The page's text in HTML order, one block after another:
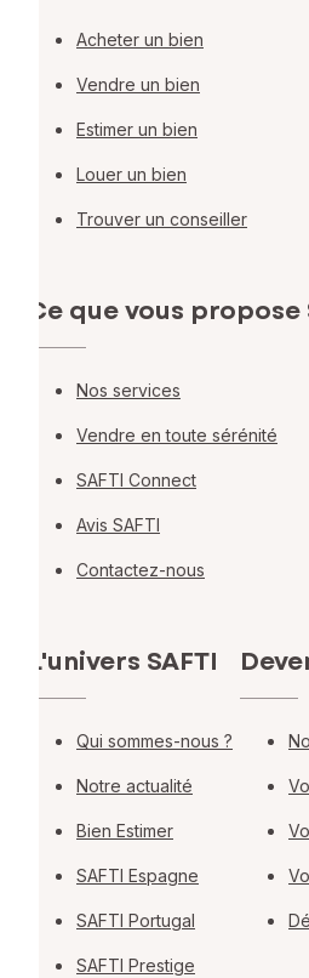
Acheter un bien
Vendre un bien
Estimer un bien
Louer un bien
Trouver un conseiller
Ce que vous propose
Nos services
Vendre en toute sérénité
SAFTI Connect
Avis SAFTI
Contactez-nous
L'univers SAFTI
Qui sommes-nous ?
Notre actualité
Bien Estimer
SAFTI Espagne
SAFTI Portugal
SAFTI Prestige